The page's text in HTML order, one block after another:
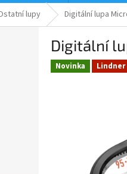
lupy Digitální lupa
Digitální
Novinka Lindner